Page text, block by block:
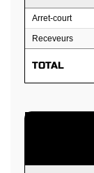
Arret-court
Receveurs
TOTAL